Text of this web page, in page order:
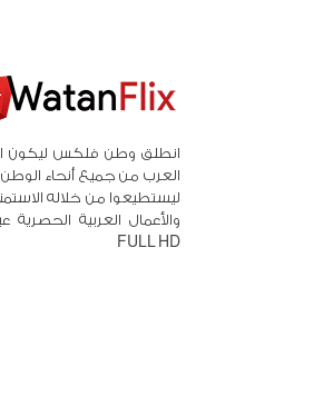
انطلق وطن فلكس ليكون
العرب من جميع أنحاء
ليستطيعوا من خلاله
والأعمال العربية الحصرية
FULL HD